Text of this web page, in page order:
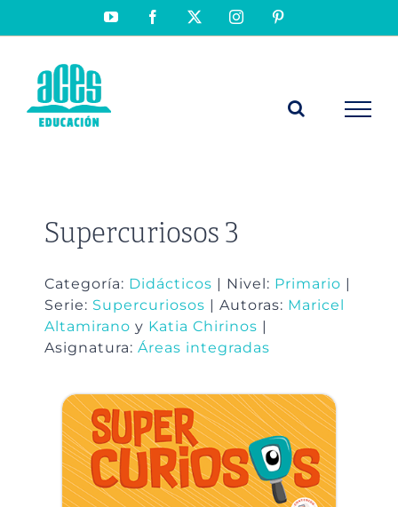
YouTubeFacebook Instagram
Supercuriosos 3
Categoría: Didácticos | Nivel: Primario
Serie: Supercuriosos | Autoras: Maricel
Altamirano y Katia Chirinos
Asignatura: Áreas integradas